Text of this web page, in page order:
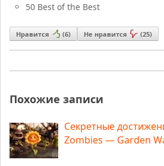
50 Best of the Best
Нравится (6) Не нравится (25)
Похожие записи
Секретные
Zombies — Garden